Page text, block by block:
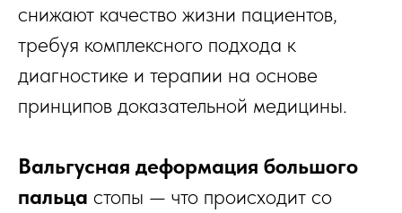
снижают качество жизни пациентов,
требуя комплексного подхода к
диагностике и терапии на основе
принципов доказательной медицины.
Вальгусная деформация большого
пальца стопы — что происходит со